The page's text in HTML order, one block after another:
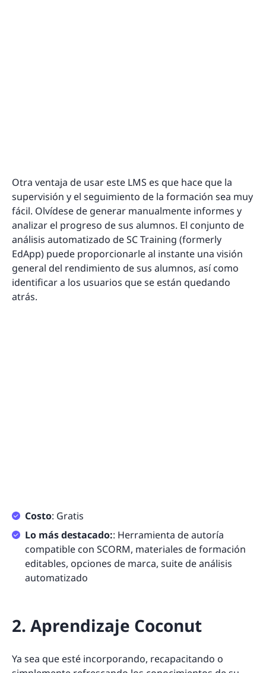
Otra ventaja de usar este LMS es que hace que la
supervisión y el seguimiento de la formación sea muy
fácil. Olvídese de generar manualmente informes y
analizar el progreso de sus alumnos. El conjunto de
análisis automatizado de SC Training (formerly
EdApp) puede proporcionarle al instante una visión
general del rendimiento de sus alumnos, así como
identificar a los usuarios que se están quedando
atrás.
Costo: Gratis
Lo más destacado:: Herramienta de autoría
compatible con SCORM, materiales de formación
editables, opciones de marca, suite de análisis
automatizado
2. Aprendizaje Coconut
Ya sea que esté incorporando, recapacitando o